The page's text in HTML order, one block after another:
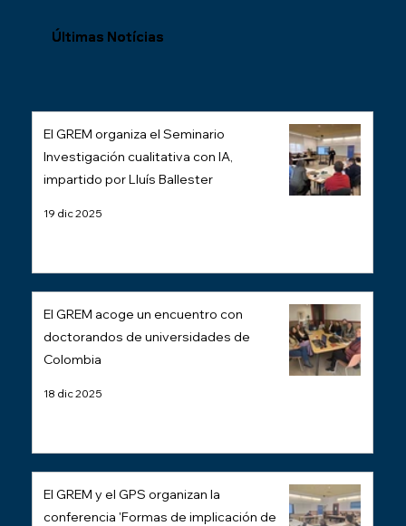
Últimas Notícias
El GREM organiza el Seminario
Investigación cualitativa con IA,
impartido por Lluís Ballester
19 dic 2025
El GREM acoge un encuentro con
doctorandos de universidades de
Colombia
18 dic 2025
El GREM y el GPS organizan la
conferencia 'Formas de implicación de